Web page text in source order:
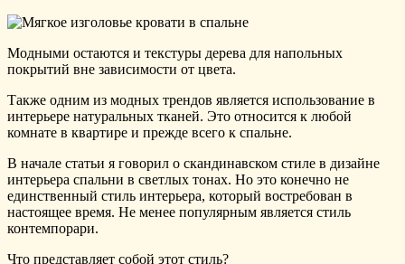
Модными остаются и текстуры дерева для напольных
покрытий вне зависимости от цвета.
Также одним из модных трендов является использование в
интерьере натуральных тканей. Это относится к любой
комнате в квартире и прежде всего к спальне.
В начале статьи я говорил о скандинавском стиле в дизайне
интерьера спальни в светлых тонах. Но это конечно не
единственный стиль интерьера, который востребован в
настоящее время. Не менее популярным является стиль
контемпорари.
Что представляет собой этот стиль?